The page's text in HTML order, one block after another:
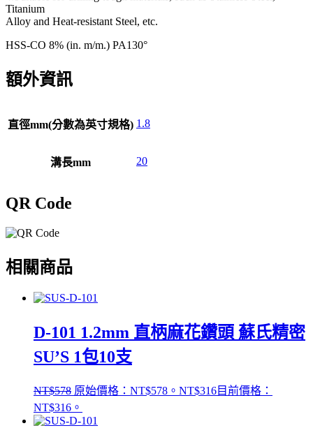
Titanium
Alloy and Heat-resistant Steel, etc.
HSS-CO 8% (in. m/m.) PA130°
額外資訊
直徑mm(分數為英寸規格) 1.8
溝長mm 20
QR Code
相關商品
D-101 1.2mm 直柄麻花鑽頭 蘇氏精密
SU’S 1包10支
NT$578 原始價格：NT$578。 NT$316目前價格：
NT$316。